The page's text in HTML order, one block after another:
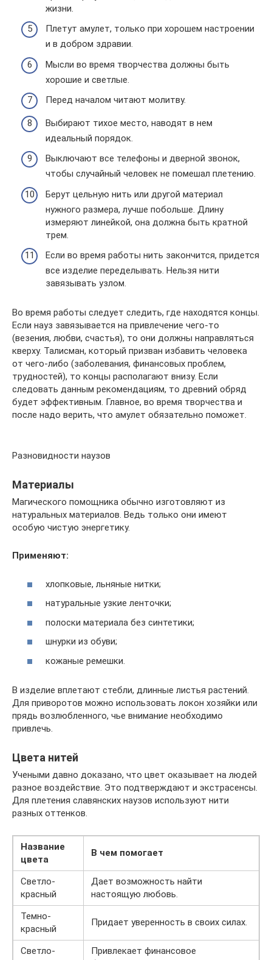
жизни.
Плетут амулет, только при хорошем настроении
и в добром здравии.
Мысли во время творчества должны быть
хорошие и светлые.
Перед началом читают молитву.
Выбирают тихое место, наводят в нем
идеальный порядок.
Выключают все телефоны и дверной звонок,
чтобы случайный человек не помешал плетению.
Берут цельную нить или другой материал
нужного размера, лучше побольше. Длину
измеряют линейкой, она должна быть кратной
трем.
Если во время работы нить закончится, придется
все изделие переделывать. Нельзя нити
завязывать узлом.
Во время работы следует следить, где находятся концы.
Если науз завязывается на привлечение чего-то
(везения, любви, счастья), то они должны направляться
кверху. Талисман, который призван избавить человека
от чего-либо (заболевания, финансовых проблем,
трудностей), то концы располагают внизу. Если
следовать данным рекомендациям, то древний обряд
будет эффективным. Главное, во время творчества и
после надо верить, что амулет обязательно поможет.
Разновидности наузов
Материалы
Магического помощника обычно изготовляют из
натуральных материалов. Ведь только они имеют
особую чистую энергетику.
Применяют:
хлопковые, льняные нитки;
натуральные узкие ленточки;
полоски материала без синтетики;
шнурки из обуви;
кожаные ремешки.
В изделие вплетают стебли, длинные листья растений.
Для приворотов можно использовать локон хозяйки или
прядь возлюбленного, чье внимание необходимо
привлечь.
Цвета нитей
Учеными давно доказано, что цвет оказывает на людей
разное воздействие. Это подтверждают и экстрасенсы.
Для плетения славянских наузов используют нити
разных оттенков.
Название
цвета
В чем помогает
Светло-
красный
Дает возможность найти
настоящую любовь.
Темно-
красный
Придает уверенность в своих силах.
Светло-
Привлекает финансовое